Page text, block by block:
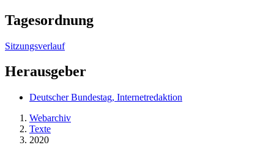
Tagesordnung
Sitzungsverlauf
Herausgeber
Deutscher Bundestag, Internetredaktion
Webarchiv
Texte
2020